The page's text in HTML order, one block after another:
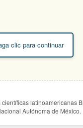
clic para continuar
latinoamericanas
Autónoma de México.